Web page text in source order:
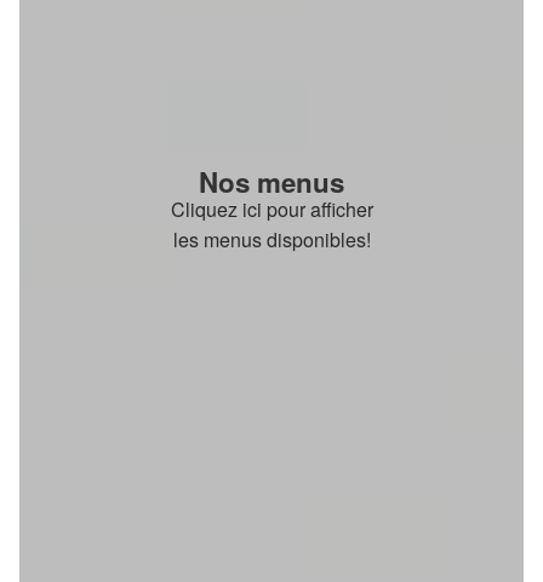
Nos menus
Cliquez ici pour afficher
les menus disponibles!